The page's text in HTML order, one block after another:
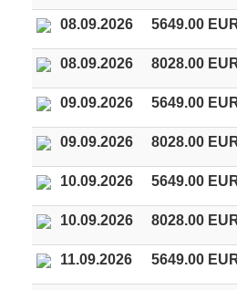
08.09.2026 5649.00
08.09.2026 8028.00
09.09.2026 5649.00
09.09.2026 8028.00
10.09.2026 5649.00
10.09.2026 8028.00
11.09.2026 5649.00